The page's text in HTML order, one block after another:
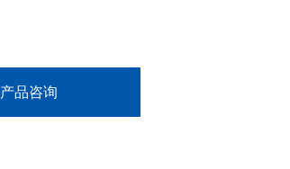
产品咨询